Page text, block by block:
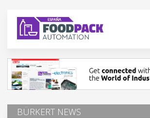
BÜRKERT NEWS